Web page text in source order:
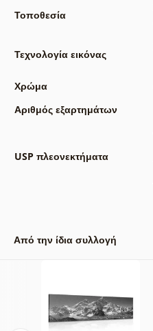
Τοποθεσία
Τεχνολογία εικόνας
Χρώμα
Αριθμός εξαρτημάτων
USP πλεονεκτήματα
Από την ίδια συλλογή